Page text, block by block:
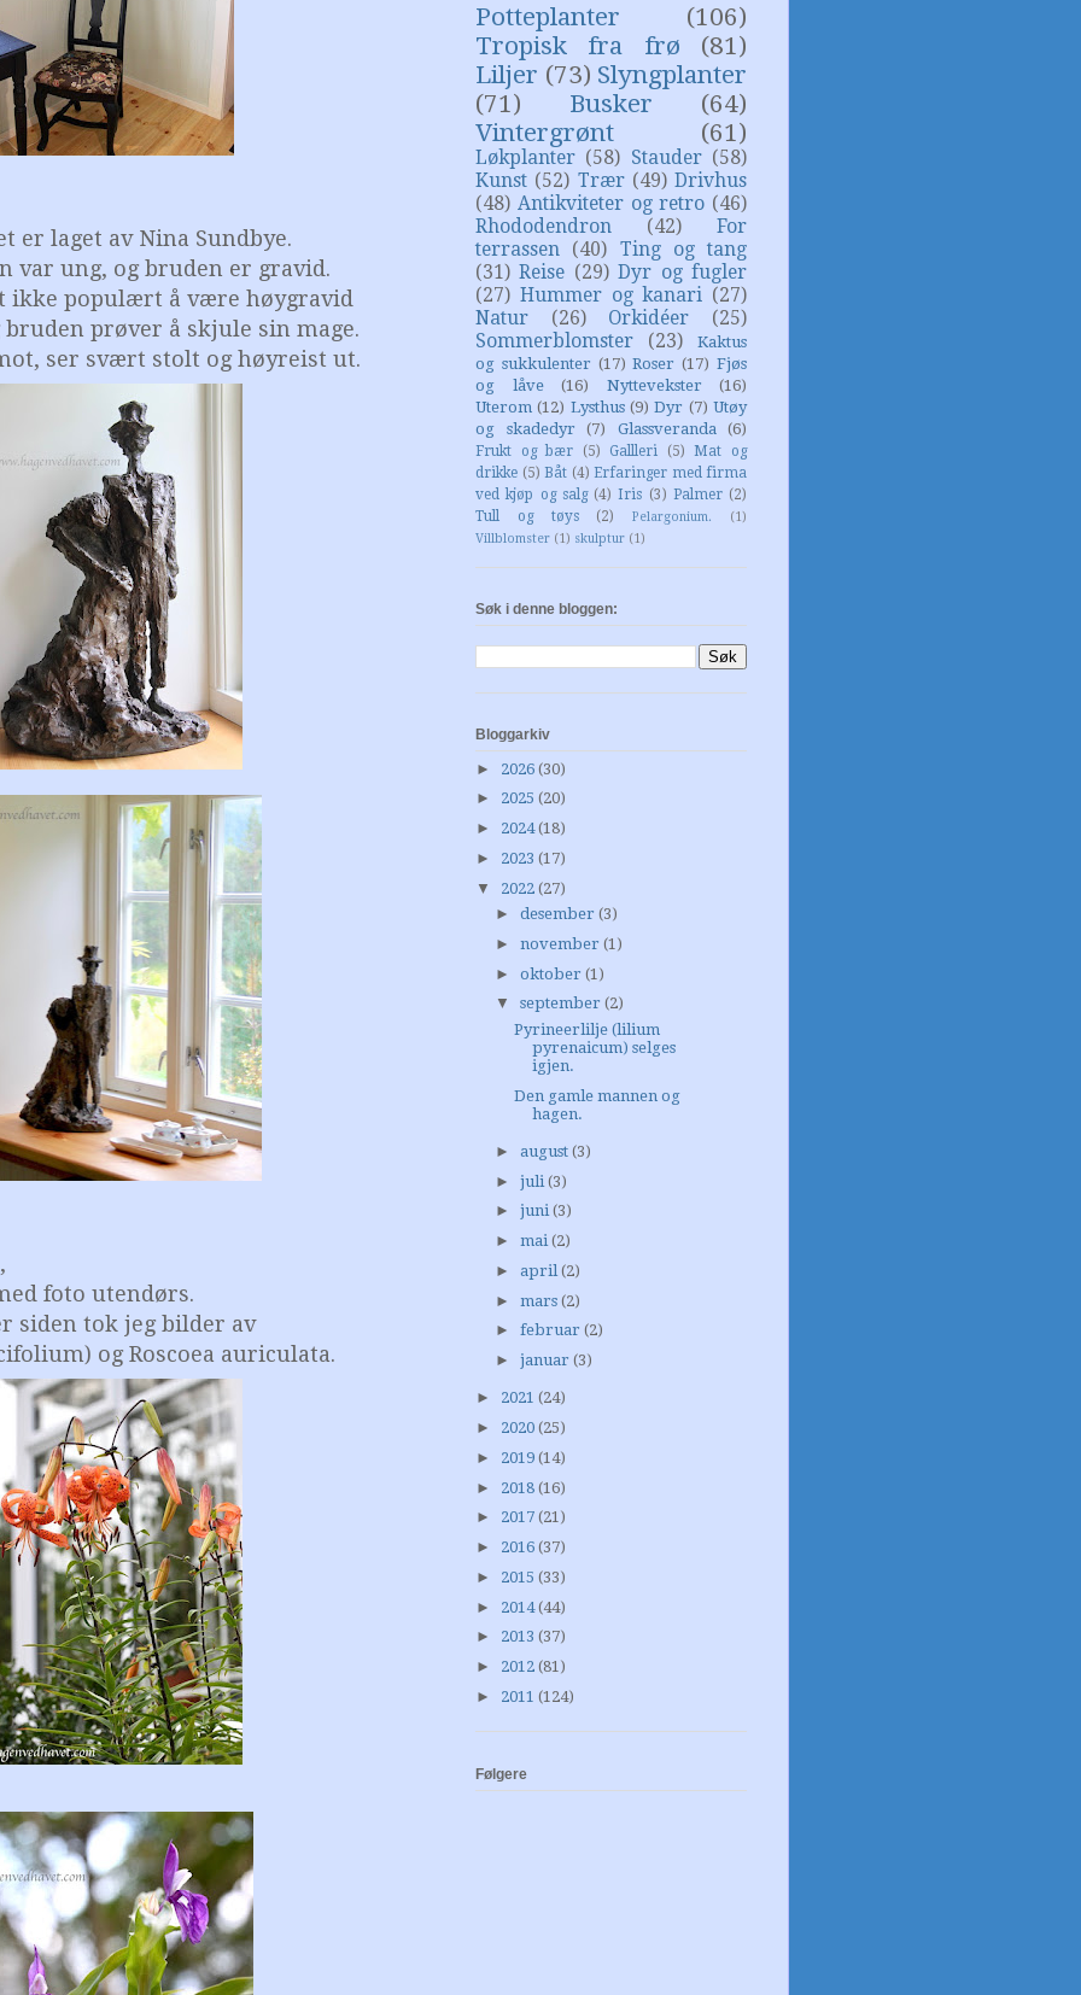
er laget av Nina Sundbye.
var ung, og bruden er gravid.
ikke populært å være høygravid
prøver å skjule sin mage.
ser svært stolt og høyreist ut.
foto utendørs.
siden tok jeg bilder av
og Roscoea auriculata.
Potteplanter
(106)
Tropisk fra frø
(81)
Liljer (73) Slyngplanter
(71)
Busker
(64)
Vintergrønt
(61)
Løkplanter (58) Stauder (58)
Kunst (52) Trær (49) Drivhus
(48) Antikviteter og retro (46)
Rhododendron
(42)
For
terrassen
(40) Ting og tang
(31) Reise (29) Dyr og fugler
(27) Hummer og kanari (27)
Natur
(26) Orkidéer
(25)
Sommerblomster
(23)
Kaktus
og sukkulenter (17) Roser (17) Fjøs
og låve
(16) Nyttevekster
(16)
Uterom (12) Lysthus (9) Dyr (7) Utøy
og skadedyr
(7) Glassveranda (6)
Frukt og bær (5) Gallleri (5)
Mat og
drikke (5) Båt (4) Erfaringer med firma
ved kjøp og salg (4) Iris (3) Palmer (2)
Tull og tøys
(2) Pelargonium.
(1)
Villblomster (1) skulptur (1)
Søk i denne bloggen:
Bloggarkiv
► 2026 (30)
► 2025 (20)
► 2024(18)
► 2023 (17)
▼ 2022 (27)
► desember (3)
► november (1)
► oktober (1)
▼ september (2)
Pyrineerlilje (lilium
pyrenaicum) selges
igjen.
Den gamle mannen og
hagen.
► august (3)
► juli (3)
► juni(3)
► mai(2)
► april (2)
► mars (2)
► februar (2)
► januar (3)
► 2021 (24)
► 2020 (25)
► 2019 (14)
► 2018 (16)
► 2017 (21)
► 2016 (37)
► 2015 (33)
► 2014(44)
► 2013 (37)
► 2012 (81)
► 2011 (124)
Følgere